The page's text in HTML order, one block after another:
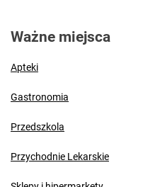
Ważne miejsca
Apteki
Gastronomia
Przedszkola
Przychodnie Lekarskie